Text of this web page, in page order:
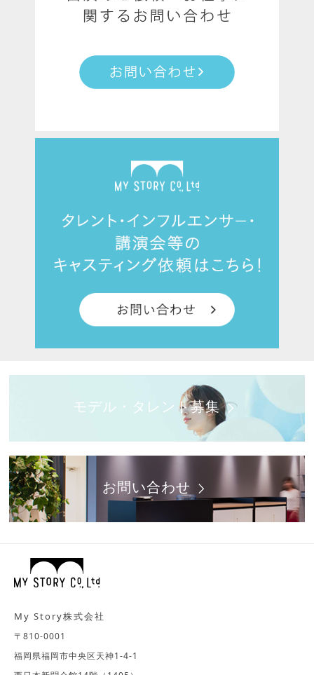
モデル・タレント募集
お問い合わせ
My Story株式会社
〒810-0001
福岡県福岡市中央区天神1-4-1